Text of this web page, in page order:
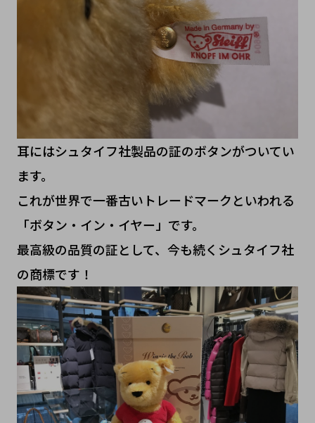
耳にはシュタイフ社製品の証のボタンがついてい
ます。
これが世界で一番古いトレードマークといわれる
「ボタン・イン・イヤー」です。
最高級の品質の証として、今も続くシュタイフ社
の商標です！